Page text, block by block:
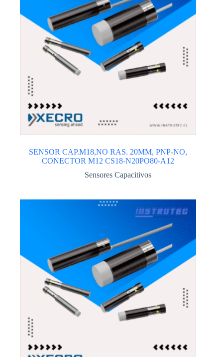
SENSOR CAP.M18,NO RAS. 20MM, PNP-NO,
CONECTOR M12 CS18-N20PO80-A12
Sensores Capacitivos